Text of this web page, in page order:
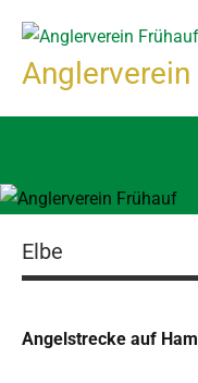
Inhalt
springen
Elbe
Angel­strecke auf